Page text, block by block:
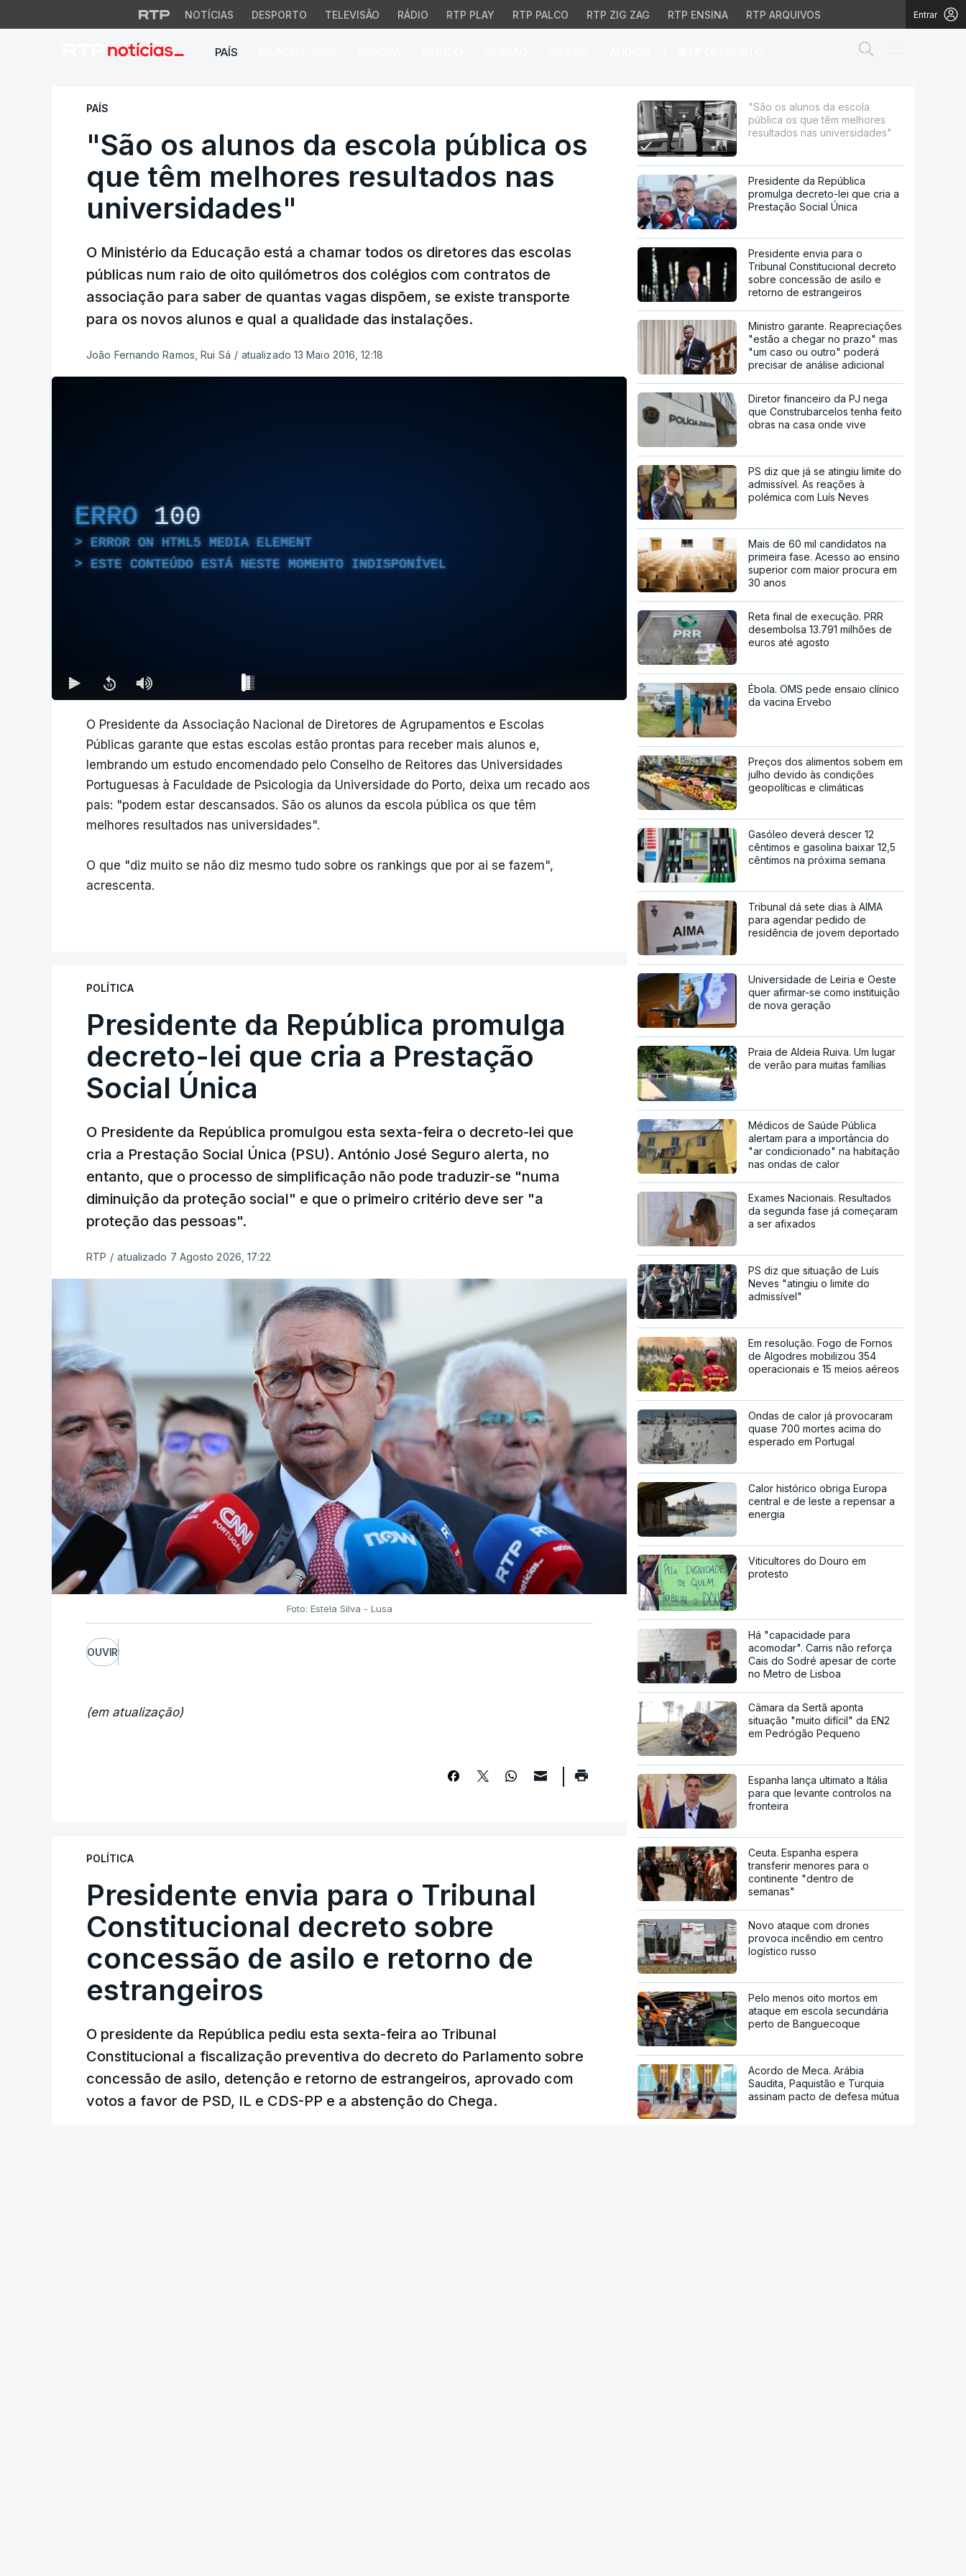
NOTÍCIAS DESPORTO TELEVISÃO RÁDIO RTP PLAY RTP PALCO RTP ZIG ZAG RTP ENSINA RTP ARQUIVOS Entrar
PAÍS
"São os alunos da escola pública os que têm melhores
PAÍS
"São os alunos da escola pública os
que têm melhores resultados nas
universidades"
O Ministério da Educação está a chamar todos os diretores das escolas
públicas num raio de oito quilómetros dos colégios com contratos de
associação para saber de quantas vagas dispõem, se existe transporte
para os novos alunos e qual a qualidade das instalações.
João Fernando Ramos, Rui Sá / atualizado 13 Maio 2016, 12:18
ERRO 100
ERROR ON HTML5 MEDIA ELEMENT
ESTE CONTEÚDO ESTÁ NESTE MOMENTO INDISPONÍVEL
O Presidente da Associação Nacional de Diretores de Agrupamentos e Escolas
Públicas garante que estas escolas estão prontas para receber mais alunos e,
lembrando um estudo encomendado pelo Conselho de Reitores das Universidades
Portuguesas à Faculdade de Psicologia da Universidade do Porto, deixa um recado aos
pais: "podem estar descansados. São os alunos da escola pública os que têm
melhores resultados nas universidades".
O que "diz muito se não diz mesmo tudo sobre os rankings que por ai se fazem",
acrescenta.
POLÍTICA
Presidente da República promulga
decreto-lei que cria a Prestação
Social Única
O Presidente da República promulgou esta sexta-feira o decreto-lei que
cria a Prestação Social Única (PSU). António José Seguro alerta, no
entanto, que o processo de simplificação não pode traduzir-se "numa
diminuição da proteção social" e que o primeiro critério deve ser "a
proteção das pessoas".
RTP / atualizado 7 Agosto 2026, 17:22
Foto: Estela Silva - Lusa
OUVIR
(em atualização)
POLÍTICA
Presidente envia para o Tribunal
Constitucional decreto sobre
concessão de asilo e retorno de
estrangeiros
O presidente da República pediu esta sexta-feira ao Tribunal
Constitucional a fiscalização preventiva do decreto do Parlamento sobre
concessão de asilo, detenção e retorno de estrangeiros, aprovado com
votos a favor de PSD, IL e CDS-PP e a abstenção do Chega.
"São os alunos da escola
pública os que têm melhores
resultados nas universidades"
Presidente da República
promulga decreto-lei que cria a
Prestação Social Única
Presidente envia para o
Tribunal Constitucional decreto
sobre concessão de asilo e
retorno de estrangeiros
Ministro garante. Reapreciações
"estão a chegar no prazo" mas
"um caso ou outro" poderá
precisar de análise adicional
Diretor financeiro da PJ nega
que Construbarcelos tenha feito
obras na casa onde vive
PS diz que já se atingiu limite do
admissível. As reações à
polémica com Luís Neves
Mais de 60 mil candidatos na
primeira fase. Acesso ao ensino
superior com maior procura em
30 anos
Reta final de execução. PRR
desembolsa 13.791 milhões de
euros até agosto
Ébola. OMS pede ensaio clínico
da vacina Ervebo
Preços dos alimentos sobem em
julho devido às condições
geopolíticas e climáticas
Gasóleo deverá descer 12
cêntimos e gasolina baixar 12,5
cêntimos na próxima semana
Tribunal dá sete dias à AIMA
para agendar pedido de
residência de jovem deportado
Universidade de Leiria e Oeste
quer afirmar-se como instituição
de nova geração
Praia de Aldeia Ruiva. Um lugar
de verão para muitas famílias
Médicos de Saúde Pública
alertam para a importância do
"ar condicionado" na habitação
nas ondas de calor
Exames Nacionais. Resultados
da segunda fase já começaram
a ser afixados
PS diz que situação de Luís
Neves "atingiu o limite do
admissível"
Em resolução. Fogo de Fornos
de Algodres mobilizou 354
operacionais e 15 meios aéreos
Ondas de calor já provocaram
quase 700 mortes acima do
esperado em Portugal
Calor histórico obriga Europa
central e de leste a repensar a
energia
Viticultores do Douro em
protesto
Há "capacidade para
acomodar". Carris não reforça
Cais do Sodré apesar de corte
no Metro de Lisboa
Câmara da Sertã aponta
situação "muito difícil" da EN2
em Pedrógão Pequeno
Espanha lança ultimato a Itália
para que levante controlos na
fronteira
Ceuta. Espanha espera
transferir menores para o
continente "dentro de
semanas"
Novo ataque com drones
provoca incêndio em centro
logístico russo
Pelo menos oito mortos em
ataque em escola secundária
perto de Banguecoque
Acordo de Meca. Arábia
Saudita, Paquistão e Turquia
assinam pacto de defesa mútua